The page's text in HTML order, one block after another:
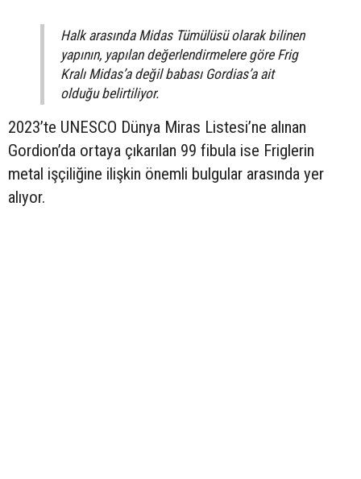
Halk arasında Midas Tümülüsü olarak bilinen
yapının, yapılan değerlendirmelere göre Frig
Kralı Midas’a değil babası Gordias’a ait
olduğu belirtiliyor.
2023’te UNESCO Dünya Miras Listesi’ne alınan
Gordion’da ortaya çıkarılan 99 fibula ise Friglerin
metal işçiliğine ilişkin önemli bulgular arasında yer
alıyor.